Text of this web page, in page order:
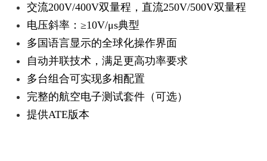
交流200V/400V双量程，直流250V/500V双量程
电压斜率：≥10V/μs典型
多国语言显示的全球化操作界面
自动并联技术，满足更高功率要求
多台组合可实现多相配置
完整的航空电子测试套件（可选）
提供ATE版本